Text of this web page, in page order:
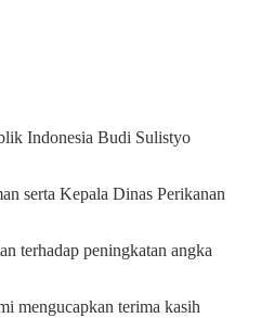
Indonesia Budi Sulistyo
serta Kepala Dinas Perikanan
terhadap peningkatan angka
mengucapkan terima kasih